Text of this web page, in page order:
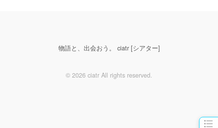
物語と、出会おう。 ciatr [シアター]
© 2026 ciatr All rights reserved.